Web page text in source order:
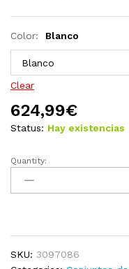
Color: Blanco
Clear
624,99€
Status: Hay existencias
Muebles
jardín
madera
Quantity:
SKU: 3097086